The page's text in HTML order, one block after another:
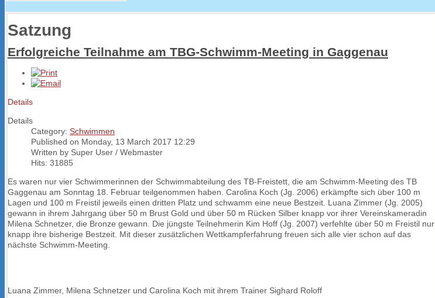
Satzung
Erfolgreiche Teilnahme am TBG-Schwimm-Meeting in Gaggenau
Details
Details
Category: Schwimmen
Published on Monday, 13 March 2017 12:29
Written by Super User / Webmaster
Hits: 31885
Es waren nur vier Schwimmerinnen der Schwimmabteilung des TB-Freistett, die am Schwimm-Meeting des TB
Gaggenau am Sonntag 18. Februar teilgenommen haben. Carolina Koch (Jg. 2006) erkämpfte sich über 100 m
Lagen und 100 m Freistil jeweils einen dritten Platz und schwamm eine neue Bestzeit. Luana Zimmer (Jg. 2005)
gewann in ihrem Jahrgang über 50 m Brust Gold und über 50 m Rücken Silber knapp vor ihrer Vereinskameradin
Milena Schnetzer, die Bronze gewann. Die jüngste Teilnehmerin Kim Hoff (Jg. 2007) verfehlte über 50 m Freistil nur
knapp ihre bisherige Bestzeit. Mit dieser zusätzlichen Wettkampferfahrung freuen sich alle vier schon auf das
nächste Schwimm-Meeting.
Luana Zimmer, Milena Schnetzer und Carolina Koch mit ihrem Trainer Sighard Roloff